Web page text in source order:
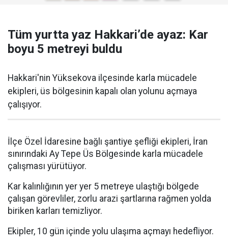
Tüm yurtta yaz Hakkari’de ayaz: Kar
boyu 5 metreyi buldu
Hakkari'nin Yüksekova ilçesinde karla mücadele
ekipleri, üs bölgesinin kapalı olan yolunu açmaya
çalışıyor.
İlçe Özel İdaresine bağlı şantiye şefliği ekipleri, İran
sınırındaki Ay Tepe Üs Bölgesinde karla mücadele
çalışması yürütüyor.
Kar kalınlığının yer yer 5 metreye ulaştığı bölgede
çalışan görevliler, zorlu arazi şartlarına rağmen yolda
biriken karları temizliyor.
Ekipler, 10 gün içinde yolu ulaşıma açmayı hedefliyor.